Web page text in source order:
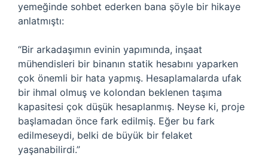
yemeğinde sohbet ederken bana şöyle bir hikaye
anlatmıştı:
“Bir arkadaşımın evinin yapımında, inşaat
mühendisleri bir binanın statik hesabını yaparken
çok önemli bir hata yapmış. Hesaplamalarda ufak
bir ihmal olmuş ve kolondan beklenen taşıma
kapasitesi çok düşük hesaplanmış. Neyse ki, proje
başlamadan önce fark edilmiş. Eğer bu fark
edilmeseydi, belki de büyük bir felaket
yaşanabilirdi.”